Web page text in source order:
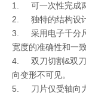
1. 可一次性完成两
2. 独特的结构设计
3. 采用电子千分尺
宽度的准确性和一致
4. 双刀切割&双刀
向变形不可见。
5. 刀片仅受轴向力